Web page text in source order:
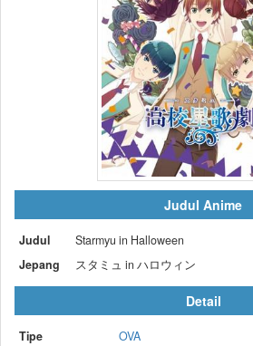
Judul Anime
Judul
Starmyu in Halloween
Jepang
スタミュ in ハロウィン
Detail
Tipe
OVA